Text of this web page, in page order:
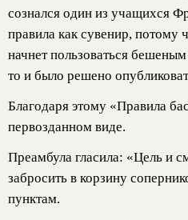
сознался один из учащихся
правила как сувенир, потому
начнет пользоваться
то и было решено
Благодаря этому «Правила
первозданном виде.
Преамбула гласила: «Цель и
забросить в корзину
пунктам.